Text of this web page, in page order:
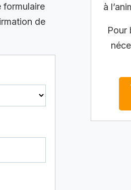
formulaire
de
à
Pour